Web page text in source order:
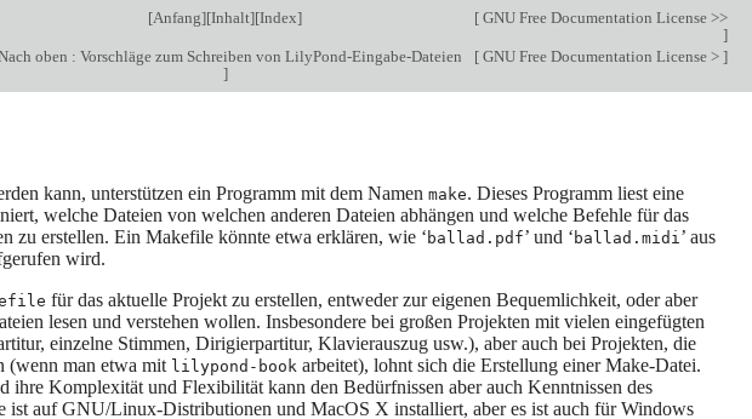
[Anfang][Inhalt][Index] [ GNU Free Documentation License >>
]
oben : Vorschläge zum Schreiben von LilyPond-Eingabe-Dateien
]
[ GNU Free Documentation License > ]
kann, unterstützen ein Programm mit dem Namen make. Dieses Programm liest eine
welche Dateien von welchen anderen Dateien abhängen und welche Befehle für das
zu erstellen. Ein Makefile könnte etwa erklären, wie ‘ ballad.pdf’ und ‘ ballad.midi ’ aus
wird.
für das aktuelle Projekt zu erstellen, entweder zur eigenen Bequemlichkeit, oder aber
lesen und verstehen wollen. Insbesondere bei großen Projekten mit vielen eingefügten
einzelne Stimmen, Dirigierpartitur, Klavierauszug usw.), aber auch bei Projekten, die
(wenn man etwa mit lilypond-book arbeitet), lohnt sich die Erstellung einer Make-Datei.
ihre Komplexität und Flexibilität kann den Bedürfnissen aber auch Kenntnissen des
ist auf GNU/Linux-Distributionen und MacOS X installiert, aber es ist auch für Windows